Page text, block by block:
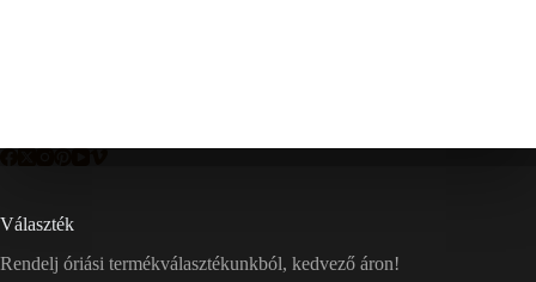
Választék
Rendelj óriási termékválasztékunkból, kedvező áron!